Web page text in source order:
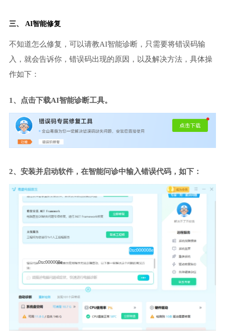
三、 AI智能修复
不知道怎么修复，可以请教AI智能诊断，只需要将错误码输
入，就会告诉你，错误码出现的原因，以及解决方法，具体操
作如下：
1、点击下载AI智能诊断工具。
2、安装并启动软件，在智能问诊中输入错误代码，如下：
0xc000008e
0xc000008e